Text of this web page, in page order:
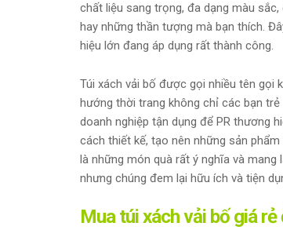
chất liệu sang trọng, đa dạng màu
hay những thần tượng mà bạn thích.
hiệu lớn đang áp dụng rất thành công.
Túi xách vải bố được gọi nhiều tên gọi
hướng thời trang không chỉ các bạn
doanh nghiệp tận dụng để PR thương
cách thiết kế, tạo nên những sản
là những món quà rất ý nghĩa và
nhưng chúng đem lại hữu ích và tiện
Mua túi xách vải bố giá